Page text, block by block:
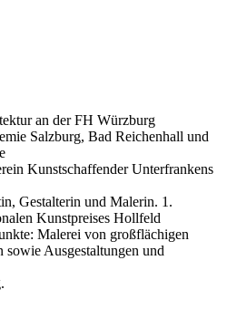
an der FH Würzburg
Salzburg, Bad Reichenhall und
Kunstschaffender Unterfrankens
Gestalterin und Malerin. 1.
Kunstpreises Hollfeld
Malerei von großflächigen
sowie Ausgestaltungen und